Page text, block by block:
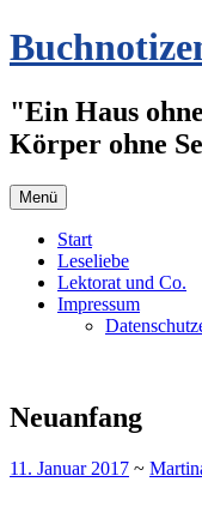
Zum
Inhalt
"Ein Haus
Körper ohne
Menü
Start
Leseliebe
Lektorat und Co.
Impressum
Neuanfang
11. Januar 2017 ~